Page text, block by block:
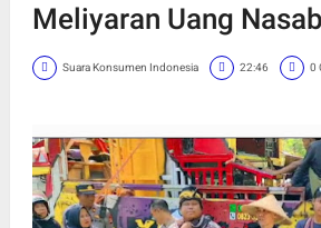
Meliyaran Uang
Suara Konsumen Indonesia 22:46 0